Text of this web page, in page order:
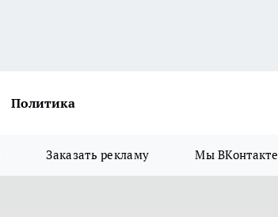
Политика
Заказать рекламу Мы ВКонтакте